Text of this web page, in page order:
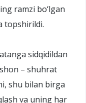
ramzi bo‘lgan
topshirildi.
sidqidildan
– shuhrat
shu bilan birga
va uning har